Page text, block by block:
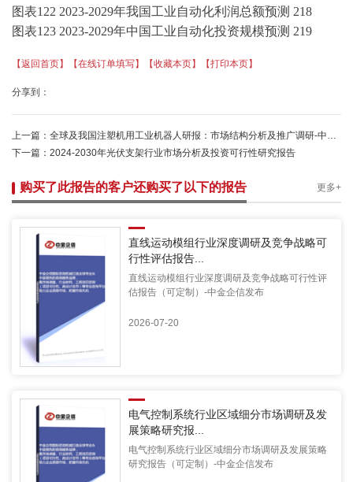
图表122 2023-2029年我国工业自动化利润总额预测 218
图表123 2023-2029年中国工业自动化投资规模预测 219
【返回首页】 【在线订单填写】 【收藏本页】 【打印本页】
分享到：
上一篇： 全球及我国注塑机用工业机器人研报：市场结构分析及推广调研-中金企信发布
下一篇： 2024-2030年光伏支架行业市场分析及投资可行性研究报告
购买了此报告的客户还购买了以下的报告 更多+
直线运动模组行业深度调研及竞争战略可
行性评估报告...
直线运动模组行业深度调研及竞争战略可行性评
估报告（可定制）-中金企信发布
2026-07-20
电气控制系统行业区域细分市场调研及发
展策略研究报...
电气控制系统行业区域细分市场调研及发展策略
研究报告（可定制）-中金企信发布